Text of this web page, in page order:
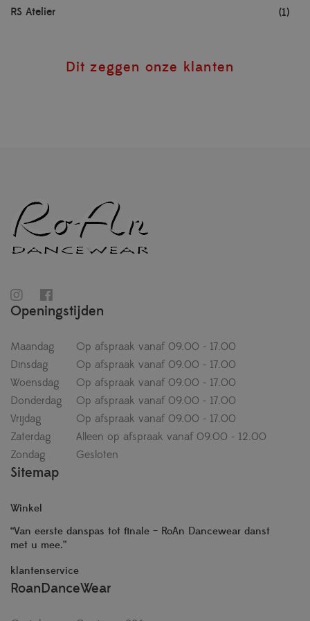
RS Atelier (1)
Dit zeggen onze klanten
Openingstijden
Maandag
Op afspraak vanaf 09.00 - 17.00
Dinsdag
Op afspraak vanaf 09.00 - 17.00
Woensdag
Op afspraak vanaf 09.00 - 17.00
Donderdag
Op afspraak vanaf 09.00 - 17.00
Vrijdag
Op afspraak vanaf 09.00 - 17.00
Zaterdag
Alleen op afspraak vanaf 09.00 - 12.00
Zondag
Gesloten
Sitemap
Winkel
“Van eerste danspas tot finale – RoAn Dancewear danst
met u mee.”
klantenservice
RoanDanceWear